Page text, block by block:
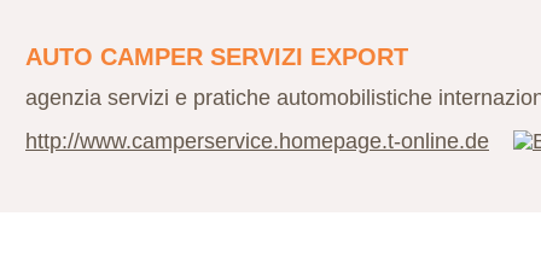
AUTO CAMPER SERVIZI EXPORT
agenzia servizi e pratiche automobilistiche
http://www.camperservice.homepage.t-online.de